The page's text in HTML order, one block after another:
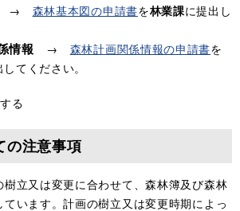
→ 森林基本図の申請書を林業課に提出し
情報 → 森林計画関係情報の申請書を
てください。
る
の注意事項
樹立又は変更に合わせて、森林簿及び森林
います。計画の樹立又は変更時期によっ